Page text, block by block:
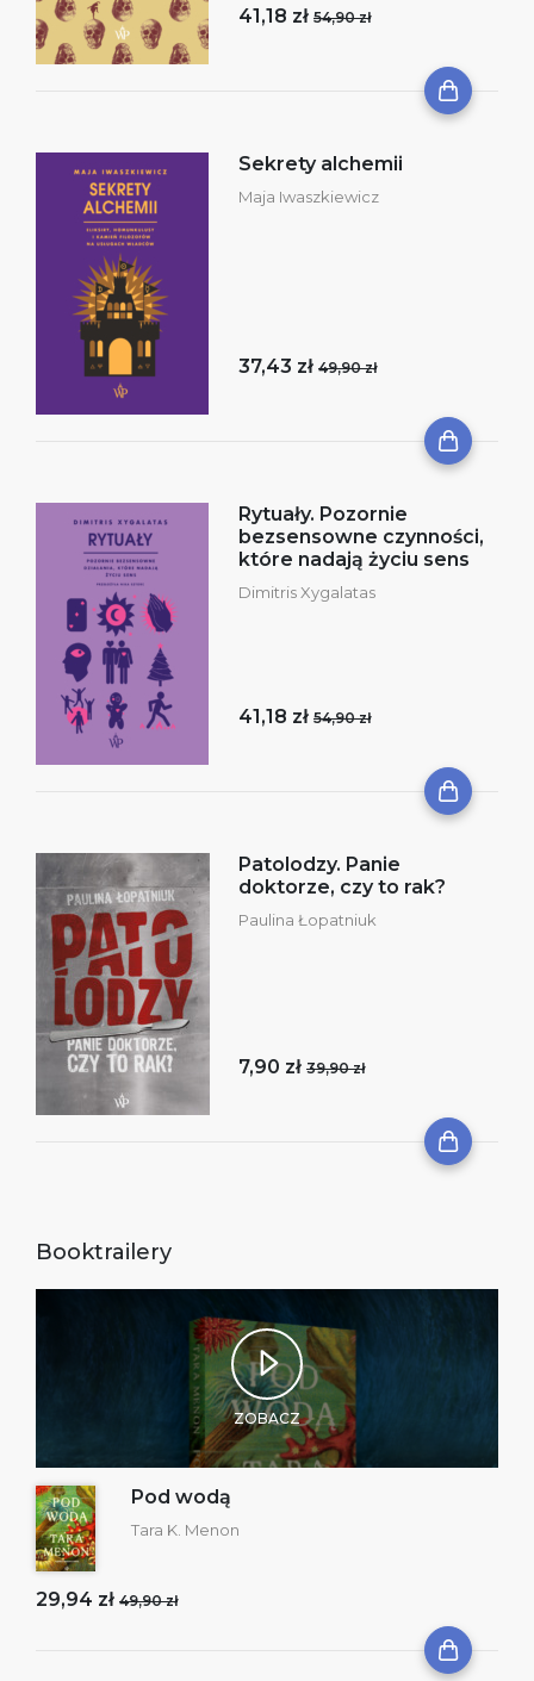
41,18 zł 54,90 zł
Sekrety alchemii
Maja Iwaszkiewicz
37,43 zł 49,90 zł
Rytuały. Pozornie
bezsensowne czynności,
które nadają życiu sens
Dimitris Xygalatas
41,18 zł 54,90 zł
Patolodzy. Panie
doktorze, czy to rak?
Paulina Łopatniuk
7,90 zł 39,90 zł
Booktrailery
ZOBACZ
Pod wodą
Tara K. Menon
29,94 zł 49,90 zł